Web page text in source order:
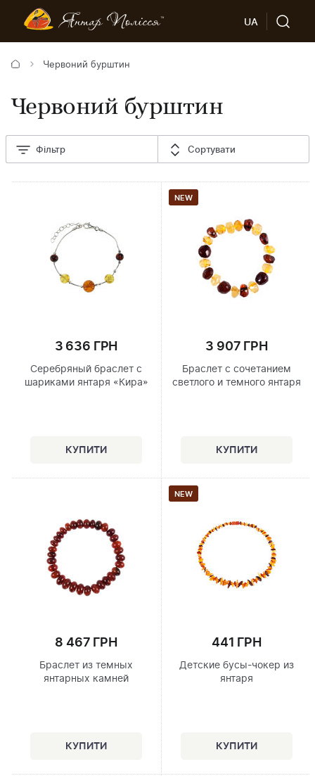
UA
Червоний бурштин
Червоний бурштин
Фільтр Сортувати
3 636 ГРН
Серебряный браслет с
шариками янтаря «Кира»
NEW
3 907 ГРН
Браслет с сочетанием
светлого и темного янтаря
8 467 ГРН
Браслет из темных
янтарных камней
NEW
441 ГРН
Детские бусы-чокер из
янтаря